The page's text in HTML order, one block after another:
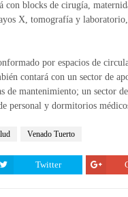
con blocks de cirugía,
X, tomografía y
por espacios de
contará con un sector de
de mantenimiento; un sector
personal y dormitorios
Venado Tuerto
Twitter